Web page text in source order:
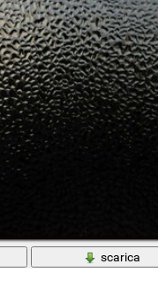
scarica